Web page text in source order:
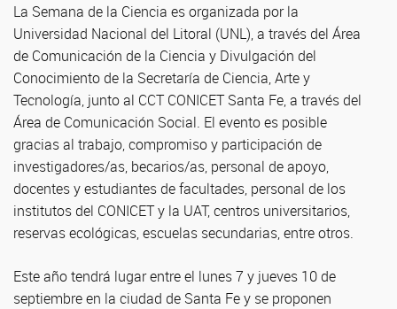
La Semana de la Ciencia es organizada por la
Universidad Nacional del Litoral (UNL), a través del Área
de Comunicación de la Ciencia y Divulgación del
Conocimiento de la Secretaría de Ciencia, Arte y
Tecnología, junto al CCT CONICET Santa Fe, a través del
Área de Comunicación Social. El evento es posible
gracias al trabajo, compromiso y participación de
investigadores/as, becarios/as, personal de apoyo,
docentes y estudiantes de facultades, personal de los
institutos del CONICET y la UAT, centros universitarios,
reservas ecológicas, escuelas secundarias, entre otros.
Este año tendrá lugar entre el lunes 7 y jueves 10 de
septiembre en la ciudad de Santa Fe y se proponen